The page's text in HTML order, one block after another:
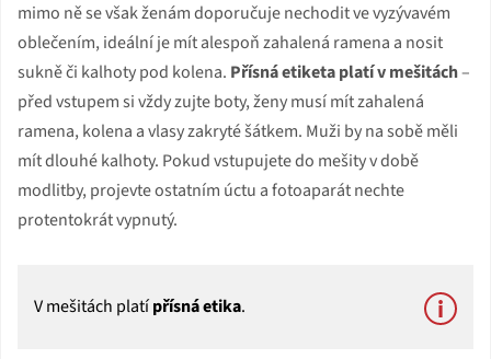
mimo ně se však ženám doporučuje nechodit ve vyzývavém
oblečením, ideální je mít alespoň zahalená ramena a nosit
sukně či kalhoty pod kolena. Přísná etiketa platí v mešitách–
před vstupem si vždy zujte boty, ženy musí mít zahalená
ramena, kolena a vlasy zakryté šátkem. Muži by na sobě měli
mít dlouhé kalhoty. Pokud vstupujete do mešity v době
modlitby, projevte ostatním úctu a fotoaparát nechte
protentokrát vypnutý.
V mešitách platípřísná etika.